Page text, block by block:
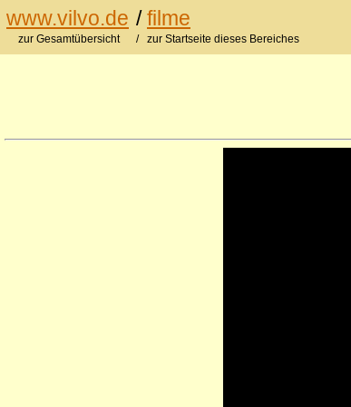
www.vilvo.de /filme
zur Gesamtübersicht / zur Startseite dieses Bereiches